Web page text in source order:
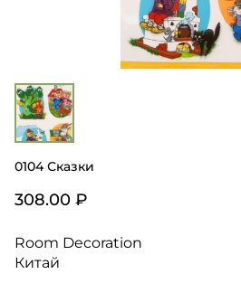
0104 Сказки
308.00 ₽
Room Decoration
Китай